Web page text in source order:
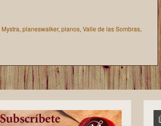
Mystra, planeswalker, planos, Valle de las Sombras,